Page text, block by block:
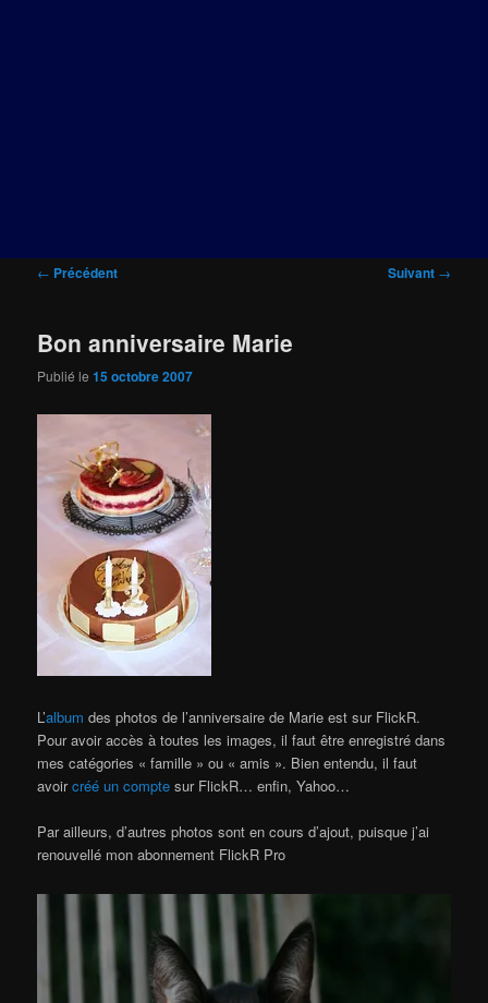
Navigation
← Précédent Suivant →
Bon anniversaire Marie
Publié le15 octobre 2007
L’album des photos de l’anniversaire de Marie est sur FlickR.
Pour avoir accès à toutes les images, il faut être enregistré dans
mes catégories « famille » ou « amis ». Bien entendu, il faut
avoircréé un compte sur FlickR… enfin, Yahoo…
Par ailleurs, d’autres photos sont en cours d’ajout, puisque j’ai
renouvellé mon abonnement FlickR Pro